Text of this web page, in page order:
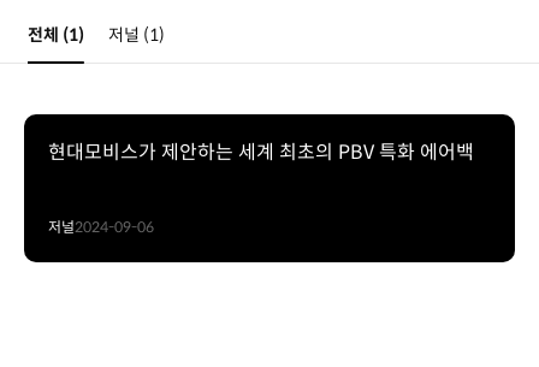
전체 (1) 저널 (1)
현대모비스가 제안하는 세계 최초의 PBV 특화 에어백
저널2024-09-06